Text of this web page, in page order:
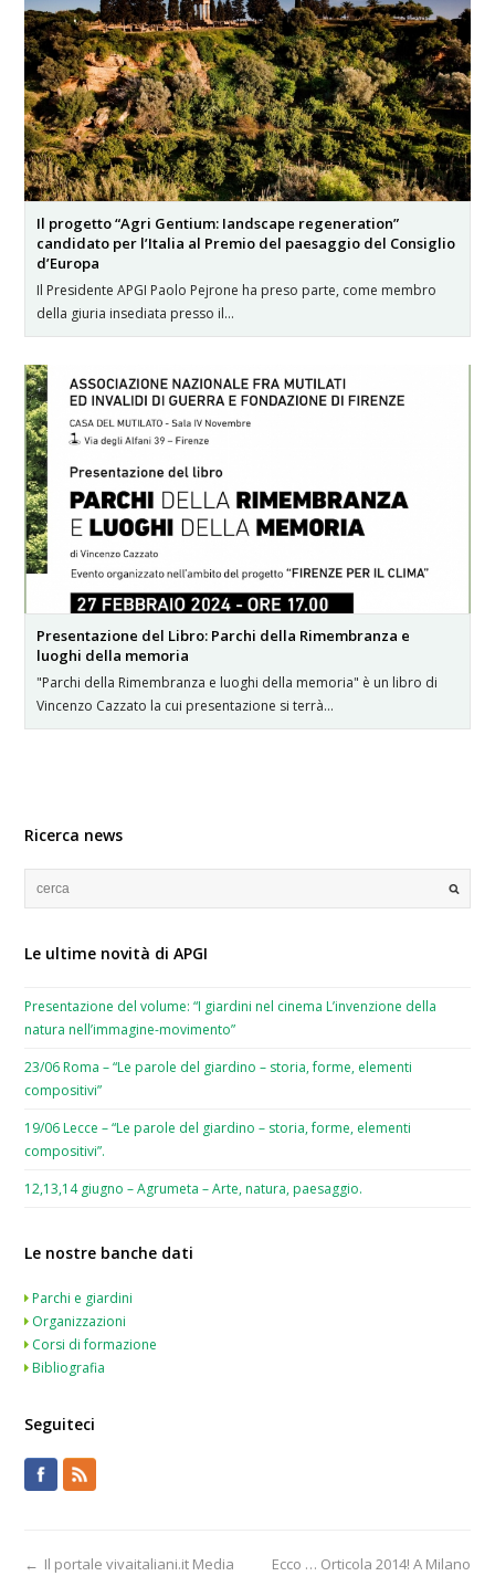
Il progetto “Agri Gentium: Iandscape regeneration”
candidato per l’Italia al Premio del paesaggio del Consiglio
d’Europa
Il Presidente APGI Paolo Pejrone ha preso parte, come membro
della giuria insediata presso il…
Presentazione del Libro: Parchi della Rimembranza e
luoghi della memoria
"Parchi della Rimembranza e luoghi della memoria" è un libro di
Vincenzo Cazzato la cui presentazione si terrà…
Ricerca news
Le ultime novità di APGI
Presentazione del volume: “I giardini nel cinema L’invenzione della
natura nell’immagine-movimento”
23/06 Roma – “Le parole del giardino – storia, forme, elementi
compositivi”
19/06 Lecce – “Le parole del giardino – storia, forme, elementi
compositivi”.
12,13,14 giugno – Agrumeta – Arte, natura, paesaggio.
Le nostre banche dati
Parchi e giardini
Organizzazioni
Corsi di formazione
Bibliografia
Seguiteci
Ecco … Orticola 2014! A Milano
← Il portale vivaitaliani.it Media